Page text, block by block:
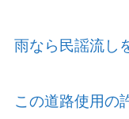
雨なら民謡流し
この道路使用の